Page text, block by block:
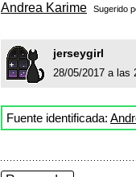
Andrea Karime Sugerido
jerseygirl
28/05/2017 a las
Fuente identificada: